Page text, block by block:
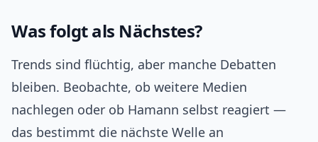
Was folgt als Nächstes?
Trends sind flüchtig, aber manche Debatten
bleiben. Beobachte, ob weitere Medien
nachlegen oder ob Hamann selbst reagiert —
das bestimmt die nächste Welle an